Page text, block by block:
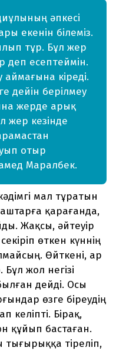
әпкесі
екенін білеміз.
тұр. Бұл жер
деп есептеймін.
аймағына кіреді.
дейін берілмеу
жерде арық
жер кезінде
отыр
Маралбек.
мал тұратын
қарағанда,
Жақсы, әйтеуір
өткен күннің
Өйткені, ар
жол негізі
дейді. Осы
өзге біреудің
келіпті. Бірақ,
құйып бастаған.
тіреліп,